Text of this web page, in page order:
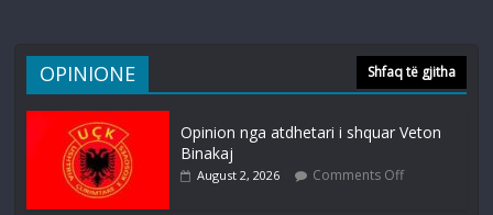
OPINIONE Shfaq të gjitha
Opinion nga atdhetari i shquar Veton
Binakaj
August 2, 2026 Comments Off